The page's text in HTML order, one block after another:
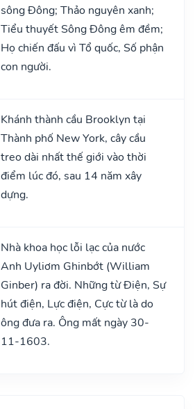
sông Đông; Thảo nguyên xanh;
Tiểu thuyết Sông Đông êm đềm;
Họ chiến đấu vì Tổ quốc, Số phận
con người.
Khánh thành cầu Brooklyn tại
Thành phố New York, cây cầu
treo dài nhất thế giới vào thời
điểm lúc đó, sau 14 năm xây
dựng.
Nhà khoa học lỗi lạc của nước
Anh Uyliơm Ghinbớt (William
Ginber) ra đời. Những từ Điện, Sự
hút điện, Lực điện, Cực từ là do
ông đưa ra. Ông mất ngày 30-
11-1603.